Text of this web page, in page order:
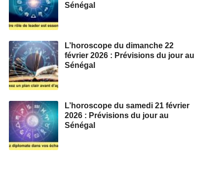
Sénégal
L’horoscope du dimanche 22
février 2026 : Prévisions du jour au
Sénégal
L’horoscope du samedi 21 février
2026 : Prévisions du jour au
Sénégal